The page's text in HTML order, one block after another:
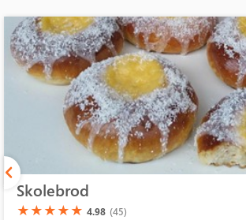
Skolebrod
(*)
★(*)
★(*)
★(*)
★(*)
★ 4.98 (45)